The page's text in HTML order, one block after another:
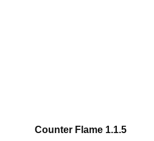
Counter Flame 1.1.5